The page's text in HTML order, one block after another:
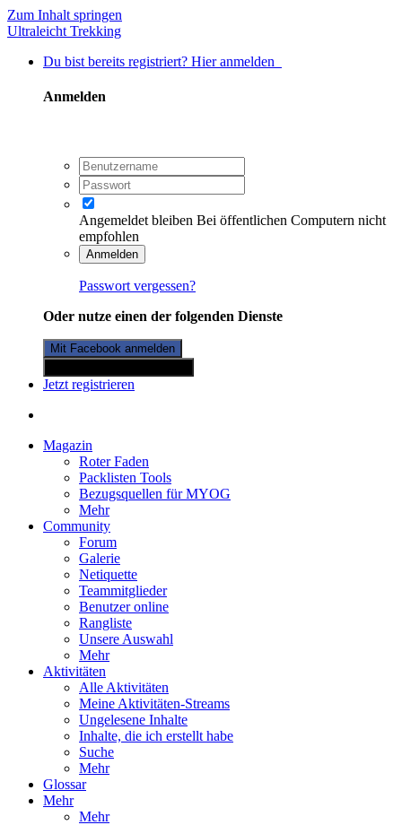
Zum Inhalt springen
Ultraleicht Trekking
Du bist bereits registriert? Hier anmelden
Anmelden
Angemeldet bleiben Bei öffentlichen Computern nicht
empfohlen
Anmelden
Passwort vergessen?
Oder nutze einen der folgenden Dienste
Mit Facebook anmelden
Jetzt registrieren
Magazin
Roter Faden
Packlisten Tools
Bezugsquellen für MYOG
Mehr
Community
Forum
Galerie
Netiquette
Teammitglieder
Benutzer online
Rangliste
Unsere Auswahl
Mehr
Aktivitäten
Alle Aktivitäten
Meine Aktivitäten-Streams
Ungelesene Inhalte
Inhalte, die ich erstellt habe
Suche
Mehr
Glossar
Mehr
Mehr